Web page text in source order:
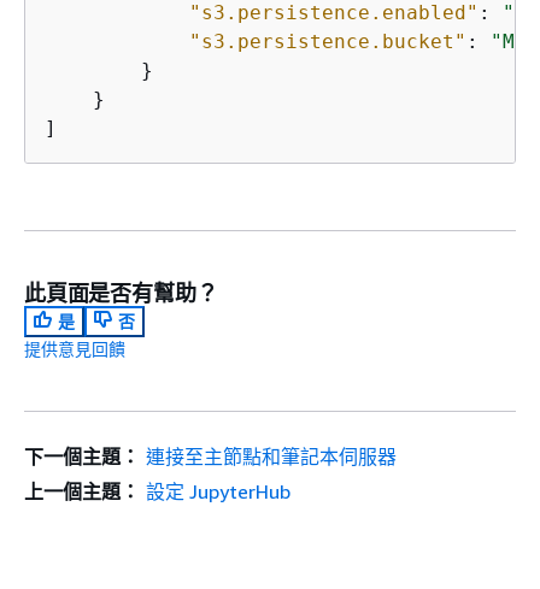
"s3.persistence.enabled" :
"s3.persistence.bucket" :
        }
    }
]
此頁面是否有幫助？
是
否
提供意見回饋
下一個主題： 連接至主節點和筆記本伺服器
上一個主題： 設定 JupyterHub